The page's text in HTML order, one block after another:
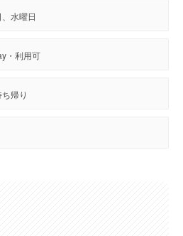
水曜日
・利用可
帰り